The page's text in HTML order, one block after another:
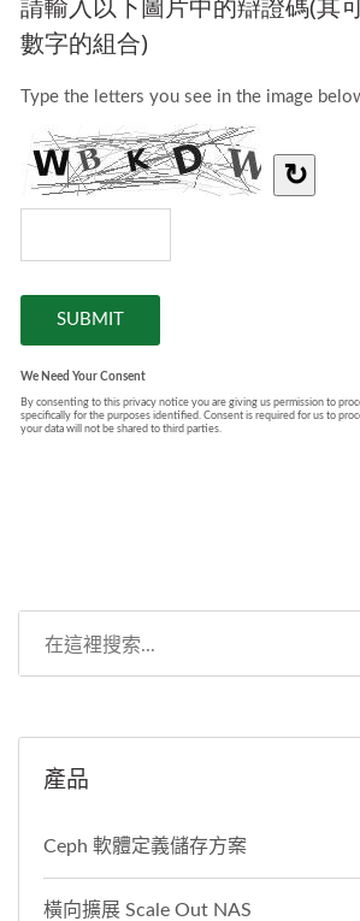
產品
Ceph 軟體定義儲存方案
橫向擴展 Scale Out NAS